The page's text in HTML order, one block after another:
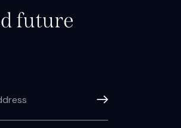
future
Subscribe